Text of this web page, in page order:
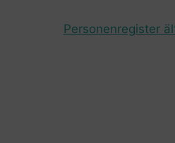
Personenregister